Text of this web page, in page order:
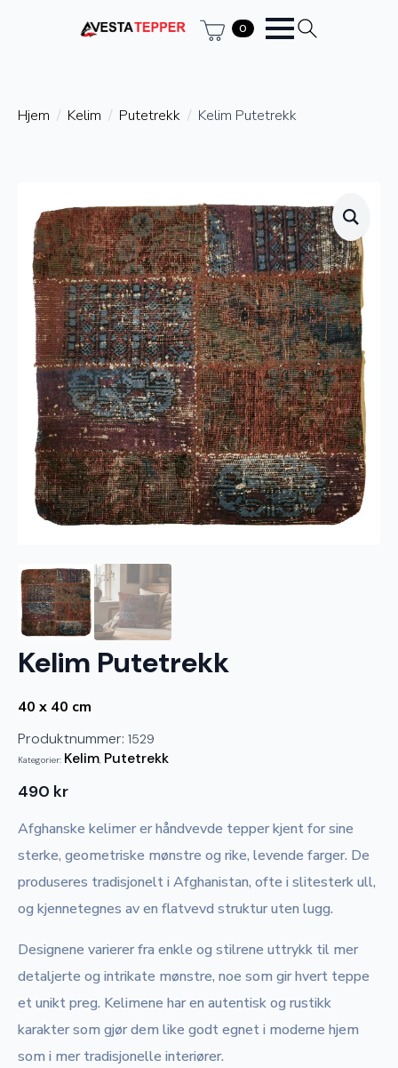
0
Hjem Kelim Putetrekk Kelim Putetrekk
Kelim Putetrekk
40 x 40 cm
Produktnummer: 1529
Kategorier: Kelim, Putetrekk
490 kr
Afghanske kelimer er håndvevde tepper kjent for sine
sterke, geometriske mønstre og rike, levende farger. De
produseres tradisjonelt i Afghanistan, ofte i slitesterk ull,
og kjennetegnes av en flatvevd struktur uten lugg.
Designene varierer fra enkle og stilrene uttrykk til mer
detaljerte og intrikate mønstre, noe som gir hvert teppe
et unikt preg. Kelimene har en autentisk og rustikk
karakter som gjør dem like godt egnet i moderne hjem
som i mer tradisjonelle interiører.